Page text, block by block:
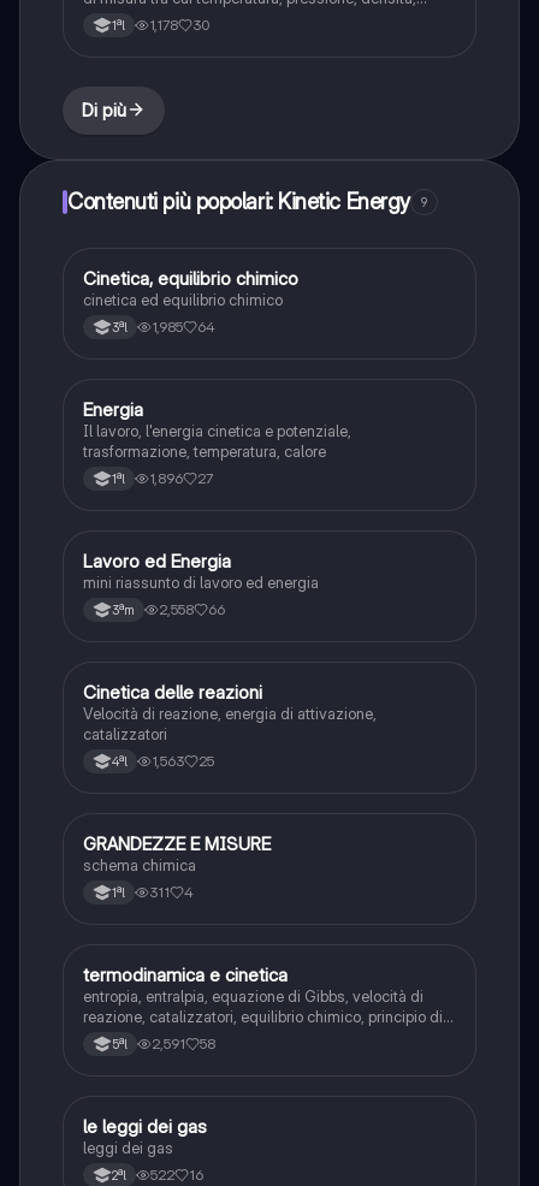
massa ed energia.
1ªl 1,178 30
Di più
Contenuti più popolari: Kinetic Energy 9
Scienze
Cinetica, equilibrio chimico
cinetica ed equilibrio chimico
3ªl 1,985 64
Scienze
Energia
Il lavoro, l'energia cinetica e potenziale,
trasformazione, temperatura, calore
1ªl 1,896 27
Scienze
Lavoro ed Energia
mini riassunto di lavoro ed energia
3ªm 2,558 66
Scienze
Cinetica delle reazioni
Velocità di reazione, energia di attivazione,
catalizzatori
4ªl 1,563 25
Scienze
GRANDEZZE E MISURE
schema chimica
1ªl 311 4
Scienze
termodinamica e cinetica
entropia, entralpia, equazione di Gibbs, velocità di
reazione, catalizzatori, equilibrio chimico, principio di
Le Chatélier + ESERCIZI
5ªl 2,591 58
Scienze
le leggi dei gas
leggi dei gas
2ªl 522 16